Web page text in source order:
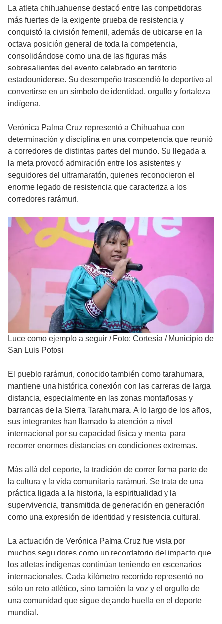
La atleta chihuahuense destacó entre las competidoras
más fuertes de la exigente prueba de resistencia y
conquistó la división femenil, además de ubicarse en la
octava posición general de toda la competencia,
consolidándose como una de las figuras más
sobresalientes del evento celebrado en territorio
estadounidense. Su desempeño trascendió lo deportivo al
convertirse en un símbolo de identidad, orgullo y fortaleza
indígena.
Verónica Palma Cruz representó a Chihuahua con
determinación y disciplina en una competencia que reunió
a corredores de distintas partes del mundo. Su llegada a
la meta provocó admiración entre los asistentes y
seguidores del ultramaratón, quienes reconocieron el
enorme legado de resistencia que caracteriza a los
corredores rarámuri.
Luce como ejemplo a seguir / Foto: Cortesía / Municipio de
San Luis Potosí
El pueblo rarámuri, conocido también como tarahumara,
mantiene una histórica conexión con las carreras de larga
distancia, especialmente en las zonas montañosas y
barrancas de la Sierra Tarahumara. A lo largo de los años,
sus integrantes han llamado la atención a nivel
internacional por su capacidad física y mental para
recorrer enormes distancias en condiciones extremas.
Más allá del deporte, la tradición de correr forma parte de
la cultura y la vida comunitaria rarámuri. Se trata de una
práctica ligada a la historia, la espiritualidad y la
supervivencia, transmitida de generación en generación
como una expresión de identidad y resistencia cultural.
La actuación de Verónica Palma Cruz fue vista por
muchos seguidores como un recordatorio del impacto que
los atletas indígenas continúan teniendo en escenarios
internacionales. Cada kilómetro recorrido representó no
sólo un reto atlético, sino también la voz y el orgullo de
una comunidad que sigue dejando huella en el deporte
mundial.